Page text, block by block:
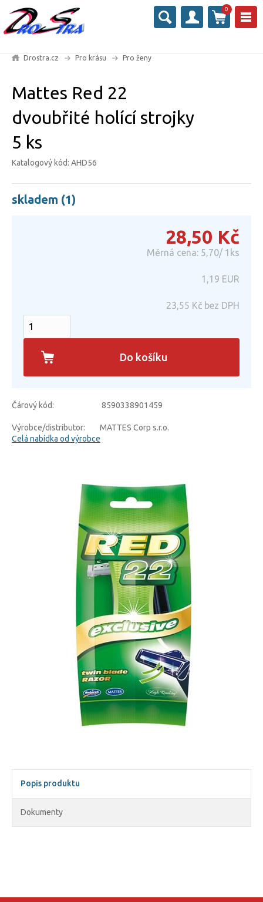
0
Drostra.cz Pro krásu Pro ženy
Mattes Red 22
dvoubřité holící strojky
5 ks
Katalogový kód: AHD56
skladem (1)
28,50 Kč
Měrná cena: 5,70/ 1ks
1,19 EUR
23,55 Kč bez DPH
Do košíku
Čárový kód: 8590338901459
Výrobce/distributor:
MATTES Corp s.r.o.
Celá nabídka od výrobce
Popis produktu
Dokumenty